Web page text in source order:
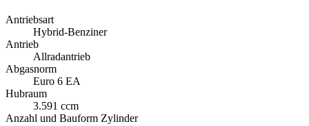
Antriebsart
Hybrid-Benziner
Antrieb
Allradantrieb
Abgasnorm
Euro 6 EA
Hubraum
3.591 ccm
Anzahl und Bauform Zylinder